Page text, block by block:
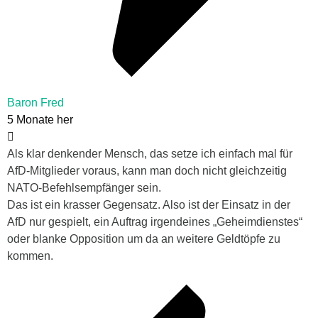
Baron Fred
5 Monate her
Als klar denkender Mensch, das setze ich einfach mal für
AfD-Mitglieder voraus, kann man doch nicht gleichzeitig
NATO-Befehlsempfänger sein.
Das ist ein krasser Gegensatz. Also ist der Einsatz in der
AfD nur gespielt, ein Auftrag irgendeines „Geheimdienstes“
oder blanke Opposition um da an weitere Geldtöpfe zu
kommen.